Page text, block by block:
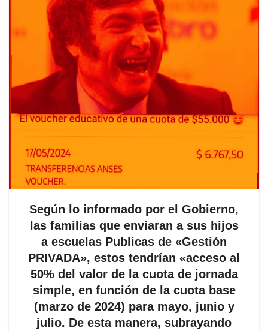
Según lo informado por el Gobierno,
las familias que enviaran a sus hijos
a escuelas Publicas de «Gestión
PRIVADA», estos tendrían «acceso al
50% del valor de la cuota de jornada
simple, en función de la cuota base
(marzo de 2024) para mayo, junio y
julio. De esta manera, subrayando